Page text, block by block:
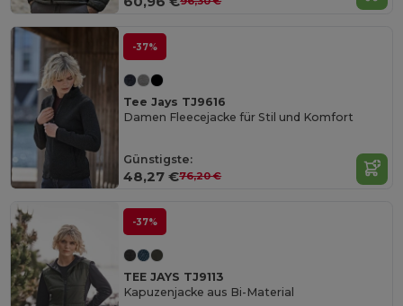
-37%
Tee Jays TJ9616
Damen Fleecejacke für Stil und Komfort
Günstigste:
48,27 €76,20 €
-37%
TEE JAYS TJ9113
Kapuzenjacke aus Bi-Material